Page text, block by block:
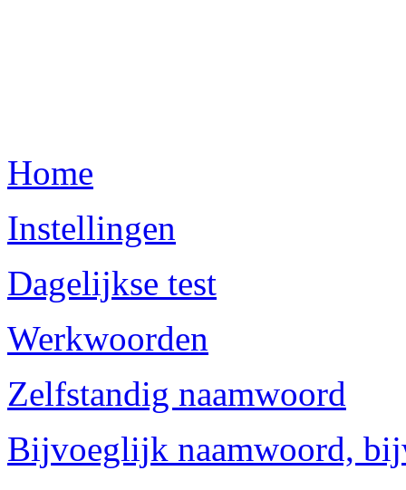
Home
Instellingen
Dagelijkse test
Werkwoorden
Zelfstandig naamwoord
Bijvoeglijk naamwoord,